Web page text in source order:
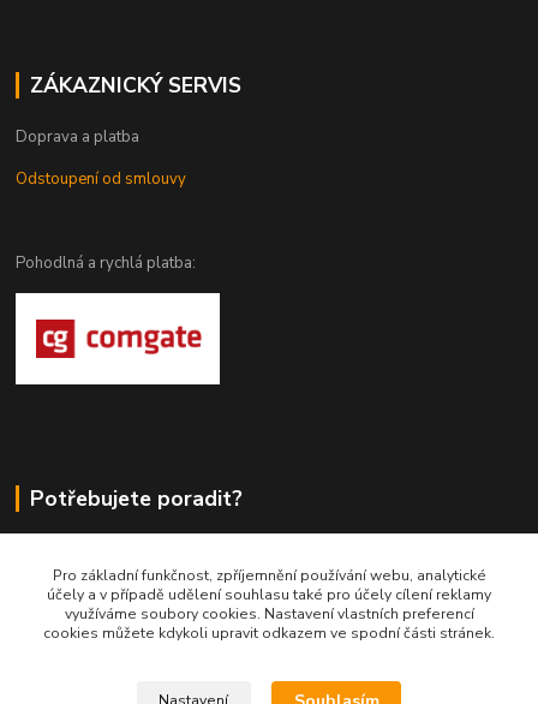
ZÁKAZNICKÝ SERVIS
Doprava a platba
Odstoupení od smlouvy
Pohodlná a rychlá platba:
Potřebujete poradit?
+420 731 722 844
Pro základní funkčnost, zpříjemnění používání webu, analytické
účely a v případě udělení souhlasu také pro účely cílení reklamy
využíváme soubory cookies. Nastavení vlastních preferencí
cookies můžete kdykoli upravit odkazem ve spodní části stránek.